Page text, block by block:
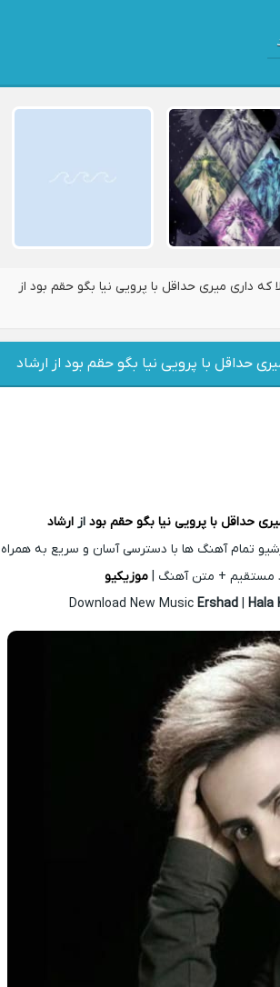
که داری میری حداقل با پرویی نیا بگو حقم بود از
حداقل با پرویی نیا بگو حقم بود از ارشاد
حداقل با پرویی نیا بگو حقم بود از ارشاد
تمام آهنگ ها با دسترسی آسان و سریع به همراه
مستقیم + متن آهنگ |موزیکیو
Download New MusicErshad |Hala